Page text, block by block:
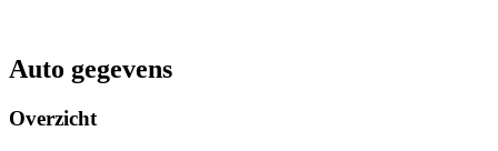
Auto gegevens
Overzicht